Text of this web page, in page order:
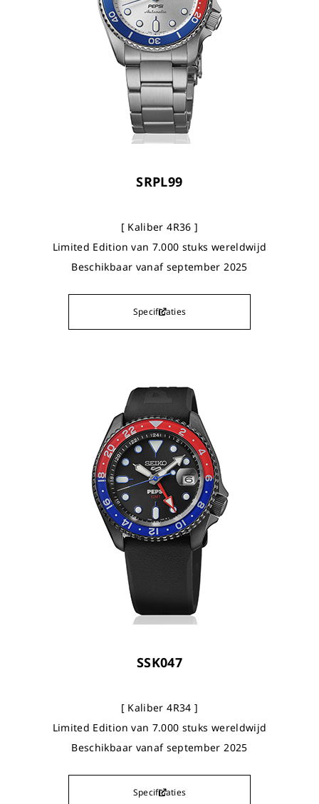
SRPL99
[ Kaliber 4R36 ]
Limited Edition van 7.000 stuks wereldwijd
Beschikbaar vanaf september 2025
Specificaties
SSK047
[ Kaliber 4R34 ]
Limited Edition van 7.000 stuks wereldwijd
Beschikbaar vanaf september 2025
Specificaties